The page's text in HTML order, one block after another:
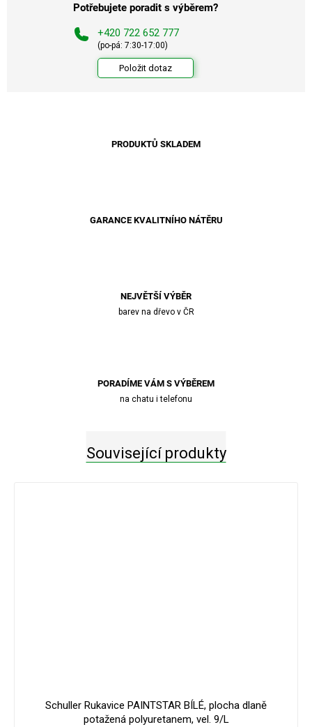
Potřebujete poradit s výběrem?
+420 722 652 777
(po-pá: 7:30-17:00)
Položit dotaz
PRODUKTŮ SKLADEM
GARANCE KVALITNÍHO NÁTĚRU
NEJVĚTŠÍ VÝBĚR
barev na dřevo v ČR
PORADÍME VÁM S VÝBĚREM
na chatu i telefonu
Související produkty
Schuller Rukavice PAINTSTAR BÍLÉ, plocha dlaně
potažená polyuretanem, vel. 9/L